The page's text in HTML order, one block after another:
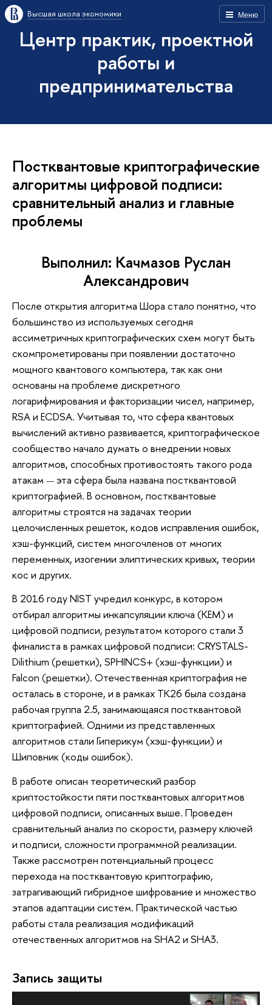
Меню
Высшая школа экономики
Центр практик, проектной
работы и
предпринимательства
Постквантовые криптографические
алгоритмы цифровой подписи:
сравнительный анализ и главные
проблемы
Выполнил: Качмазов Руслан
Александрович
После открытия алгоритма Шора стало понятно, что
большинство из используемых сегодня
ассиметричных криптографических схем могут быть
скомпрометированы при появлении достаточно
мощного квантового компьютера, так как они
основаны на проблеме дискретного
логарифмирования и факторизации чисел, например,
RSA и ECDSA. Учитывая то, что сфера квантовых
вычислений активно развивается, криптографическое
сообщество начало думать о внедрении новых
алгоритмов, способных противостоять такого рода
атакам — эта сфера была названа постквантовой
криптографией. В основном, постквантовые
алгоритмы строятся на задачах теории
целочисленных решеток, кодов исправления ошибок,
хэш-функций, систем многочленов от многих
переменных, изогении элиптических кривых, теории
кос и других.
В 2016 году NIST учредил конкурс, в котором
отбирал алгоритмы инкапсуляции ключа (KEM) и
цифровой подписи, результатом которого стали 3
финалиста в рамках цифровой подписи: CRYSTALS-
Dilithium (решетки), SPHINCS+ (хэш-функции) и
Falcon (решетки). Отечественная криптография не
осталась в стороне, и в рамках ТК26 была создана
рабочая группа 2.5, занимающаяся постквантовой
криптографией. Одними из представленных
алгоритмов стали Гиперикум (хэш-функции) и
Шиповник (коды ошибок).
В работе описан теоретический разбор
криптостойкости пяти постквантовых алгоритмов
цифровой подписи, описанных выше. Проведен
сравнительный анализ по скорости, размеру ключей
и подписи, сложности программной реализации.
Также рассмотрен потенциальный процесс
перехода на постквантовую криптографию,
затрагивающий гибридное шифрование и множество
этапов адаптации систем. Практической частью
работы стала реализация модификаций
отечественных алгоритмов на SHA2 и SHA3.
Запись защиты